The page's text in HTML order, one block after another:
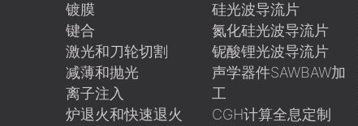
镀膜
键合
激光和刀轮切割
减薄和抛光
离子注入
炉退火和快速退火
硅光波导流片
氮化硅光波导流片
铌酸锂光波导流片
声学器件SAWBAW加
工
CGH计算全息定制